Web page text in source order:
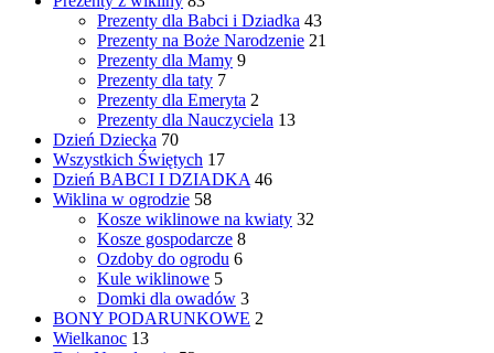
Prezenty dla Babci i Dziadka 43
Prezenty na Boże Narodzenie 21
Prezenty dla Mamy 9
Prezenty dla taty 7
Prezenty dla Emeryta 2
Prezenty dla Nauczyciela 13
Dzień Dziecka 70
Wszystkich Świętych 17
Dzień BABCI I DZIADKA 46
Wiklina w ogrodzie 58
Kosze wiklinowe na kwiaty 32
Kosze gospodarcze 8
Ozdoby do ogrodu 6
Kule wiklinowe 5
Domki dla owadów 3
BONY PODARUNKOWE 2
Wielkanoc 13